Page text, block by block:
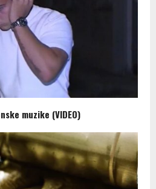
muzike (VIDEO)